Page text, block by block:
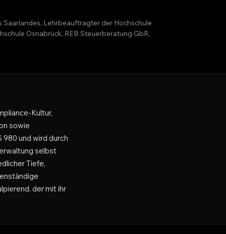
Lehrbeauftragter der Hochschule
Osnabrück, REB Steuerberatung GbR,
Kultur,
sowie
und wird durch
selbst
Tiefe,
der mit ihr